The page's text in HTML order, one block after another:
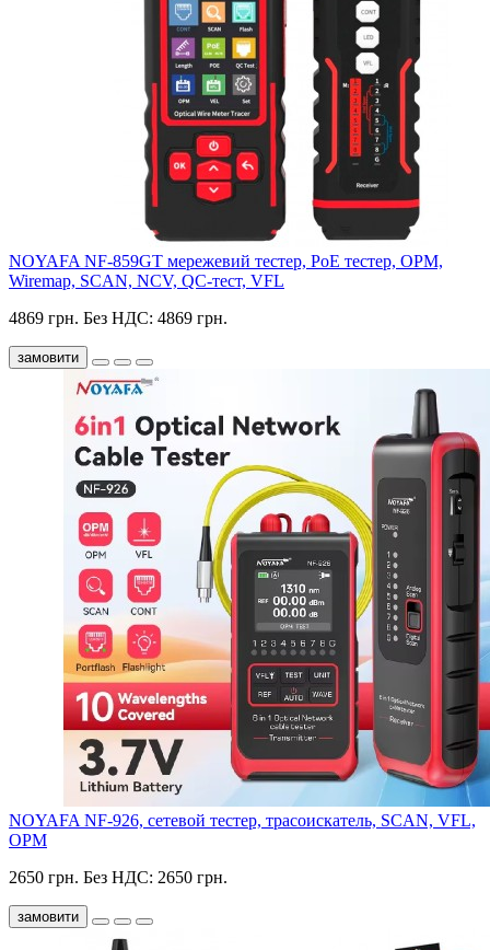
NOYAFA NF-859GT мережевий тестер, PoE тестер, OPM,
Wiremap, SCAN, NCV, QC-тест, VFL
4869 грн. Без НДС: 4869 грн.
замовити
NOYAFA NF-926, сетевой тестер, трасоискатель, SCAN, VFL,
OPM
2650 грн. Без НДС: 2650 грн.
замовити